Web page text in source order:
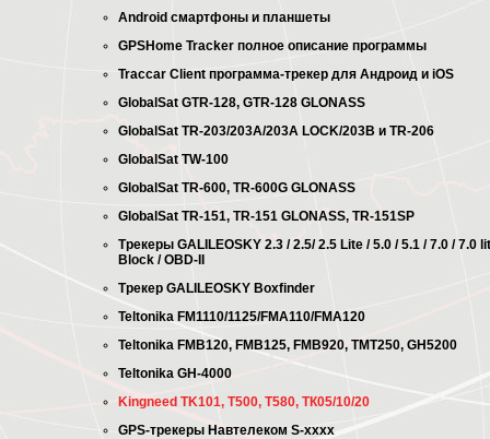
Android смартфоны и планшеты
GPSHome Tracker полное описание программы
Traccar Client программа-трекер для Андроид и iOS
GlobalSat GTR-128, GTR-128 GLONASS
GlobalSat TR-203/203A/203A LOCK/203B и TR-206
GlobalSat TW-100
GlobalSat TR-600, TR-600G GLONASS
GlobalSat TR-151, TR-151 GLONASS, TR-151SP
Трекеры GALILEOSKY 2.3 / 2.5/ 2.5 Lite / 5.0 / 5.1 / 7.0 / 7.0
Block / OBD-II
Трекер GALILEOSKY Boxfinder
Teltonika FM1110/1125/FMA110/FMA120
Teltonika FMB120, FMB125, FMB920, TMT250, GH5200
Teltonika GH-4000
Kingneed TK101, T500, T580, ТК05/10/20
GPS-трекеры Навтелеком S-xxxx